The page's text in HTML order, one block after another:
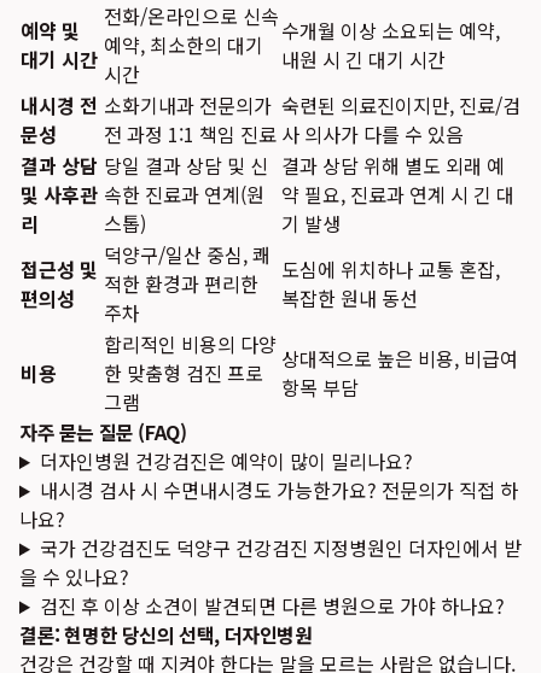
예약 및
대기 시간
전화/온라인으로 신속
예약, 최소한의 대기
시간
수개월 이상 소요되는 예약,
내원 시 긴 대기 시간
내시경 전
문성
소화기내과 전문의가
전 과정 1:1 책임 진료
숙련된 의료진이지만, 진료/검
사 의사가 다를 수 있음
결과 상담
및 사후관
리
당일 결과 상담 및 신
속한 진료과 연계(원
스톱)
결과 상담 위해 별도 외래 예
약 필요, 진료과 연계 시 긴 대
기 발생
접근성 및
편의성
덕양구/일산 중심, 쾌
적한 환경과 편리한
주차
도심에 위치하나 교통 혼잡,
복잡한 원내 동선
비용
합리적인 비용의 다양
한 맞춤형 검진 프로
그램
상대적으로 높은 비용, 비급여
항목 부담
자주 묻는 질문 (FAQ)
더자인병원 건강검진은 예약이 많이 밀리나요?
내시경 검사 시 수면내시경도 가능한가요? 전문의가 직접 하
나요?
국가 건강검진도 덕양구 건강검진 지정병원인 더자인에서 받
을 수 있나요?
검진 후 이상 소견이 발견되면 다른 병원으로 가야 하나요?
결론: 현명한 당신의 선택, 더자인병원
건강은 건강할 때 지켜야 한다는 말을 모르는 사람은 없습니다.